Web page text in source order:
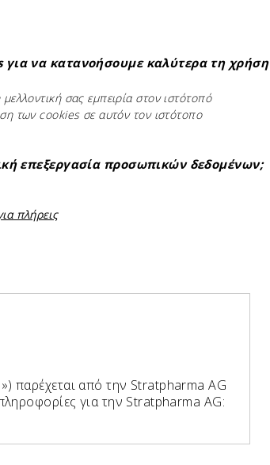
να κατανοήσουμε καλύτερα τη χρήση
σας εμπειρία στον ιστότοπό
των cookies σε αυτόν τον ιστότοπο
επεξεργασία προσωπικών δεδομένων;
πλήρεις
παρέχεται από την Stratpharma AG
για την Stratpharma AG: